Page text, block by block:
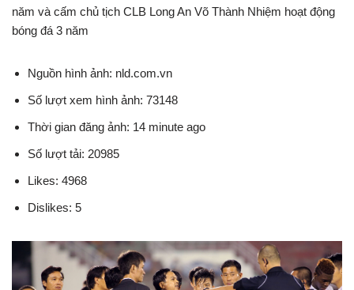
năm và cấm chủ tịch CLB Long An Võ Thành Nhiệm hoạt động
bóng đá 3 năm
Nguồn hình ảnh: nld.com.vn
Số lượt xem hình ảnh: 73148
Thời gian đăng ảnh: 14 minute ago
Số lượt tải: 20985
Likes: 4968
Dislikes: 5